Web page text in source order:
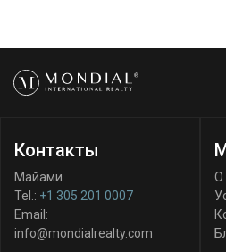
Контакты
Майами
Tel.: +1 305 201 0007
Email:
info@mondialrealty.com
О